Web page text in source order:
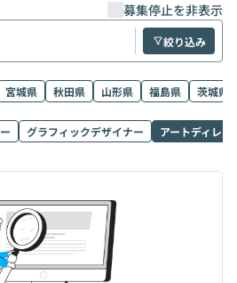
募集停止を非表示
絞り込み
宮城県 秋田県 山形県 福島県
茨城県
グラフィックデザイナー アートディレク